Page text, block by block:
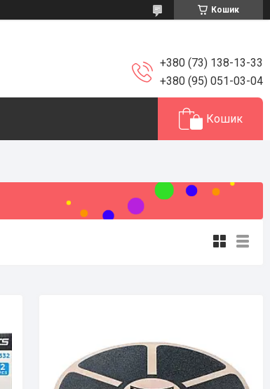
Кошик
+380 (73) 138-13-33
+380 (95) 051-03-04
Кошик